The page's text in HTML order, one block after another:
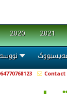
2020 2021